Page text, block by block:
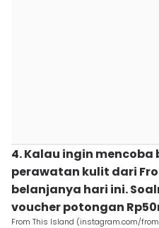
4. Kalau ingin
perawatan kulit dari
belanjanya hari ini.
voucher potongan
From This Island (instagram.com/